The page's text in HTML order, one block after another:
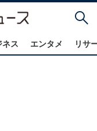
ネス エンタメ リサ